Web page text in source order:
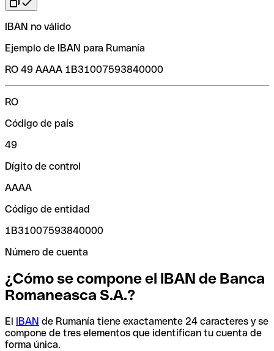
IBAN no válido
Ejemplo de IBAN para Rumanía
RO 49 AAAA 1B31007593840000
RO
Código de país
49
Dígito de control
AAAA
Código de entidad
1B31007593840000
Número de cuenta
¿Cómo se compone el IBAN de Banca
Romaneasca S.A.?
El IBAN de Rumanía tiene exactamente 24 caracteres y se
compone de tres elementos que identifican tu cuenta de
forma única.